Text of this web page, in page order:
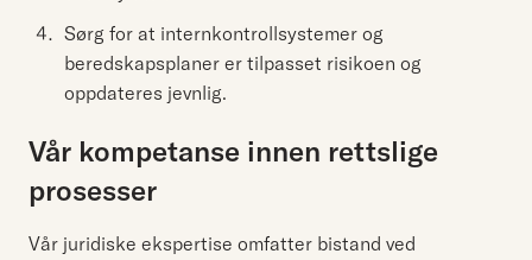
Sørg for at internkontrollsystemer og
beredskapsplaner er tilpasset risikoen og
oppdateres jevnlig.
Vår kompetanse innen rettslige
prosesser
Vår juridiske ekspertise omfatter bistand ved